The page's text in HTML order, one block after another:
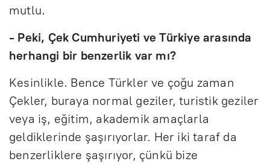
mutlu.
- Peki, Çek Cumhuriyeti ve Türkiye arasında
herhangi bir benzerlik var mı?
Kesinlikle. Bence Türkler ve çoğu zaman
Çekler, buraya normal geziler, turistik geziler
veya iş, eğitim, akademik amaçlarla
geldiklerinde şaşırıyorlar. Her iki taraf da
benzerliklere şaşırıyor, çünkü bize